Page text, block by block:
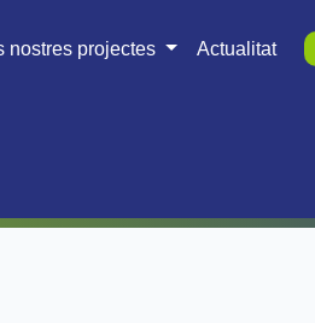
nostres projectes Actualitat